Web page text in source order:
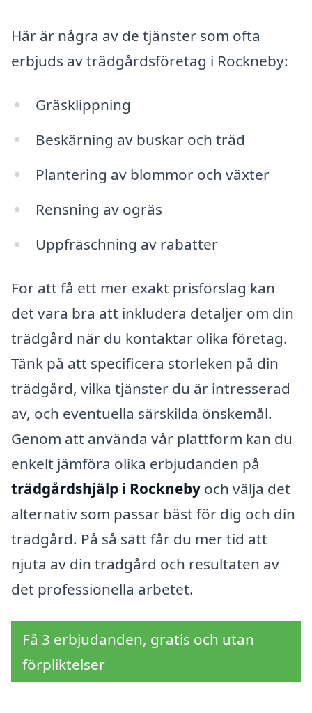
Här är några av de tjänster som ofta
erbjuds av trädgårdsföretag i Rockneby:
Gräsklippning
Beskärning av buskar och träd
Plantering av blommor och växter
Rensning av ogräs
Uppfräschning av rabatter
För att få ett mer exakt prisförslag kan
det vara bra att inkludera detaljer om din
trädgård när du kontaktar olika företag.
Tänk på att specificera storleken på din
trädgård, vilka tjänster du är intresserad
av, och eventuella särskilda önskemål.
Genom att använda vår plattform kan du
enkelt jämföra olika erbjudanden på
trädgårdshjälp i Rockneby och välja det
alternativ som passar bäst för dig och din
trädgård. På så sätt får du mer tid att
njuta av din trädgård och resultaten av
det professionella arbetet.
Få 3 erbjudanden, gratis och utan
förpliktelser